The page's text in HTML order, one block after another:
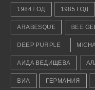
1984 ГОД 1985 ГОД
ARABESQUE BEE
DEEP PURPLE
АИДА ВЕДИЩЕВА
ВИА ГЕРМАНИЯ